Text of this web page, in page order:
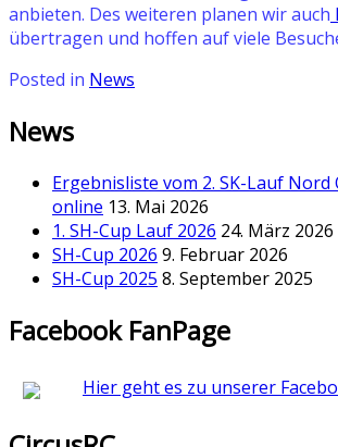
anbieten. Des weiteren planen wir auch
übertragen und hoffen auf viele
Posted in News
News
Ergebnisliste vom 2. SK-Lauf Nord
online 13. Mai 2026
1. SH-Cup Lauf 2026 24. März 2026
SH-Cup 2026 9. Februar 2026
SH-Cup 2025 8. September 2025
Facebook FanPage
Hier geht es zu unserer